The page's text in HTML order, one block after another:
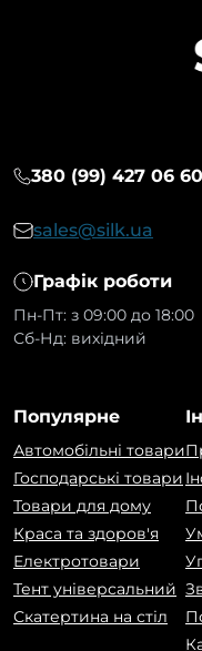
380 (99) 427 06 60
sales@silk.ua
Графік роботи
Пн-Пт: з 09:00 до 18:00
Сб-Нд: вихідний
Популярне
Автомобільні товари
Господарські товари
Товари для дому
Краса та здоров'я
Електротовари
Тент універсальний
Скатертина на стіл